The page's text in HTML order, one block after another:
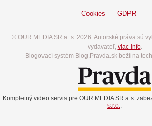
Cookies GDPR
© OUR MEDIA SR a. s. 2026. Autorské práva sú
vydavateľ, viac info.
Blogovací systém Blog.Pravda.sk beží na
Kompletný video servis pre OUR MEDIA SR a.s.
s.r.o.